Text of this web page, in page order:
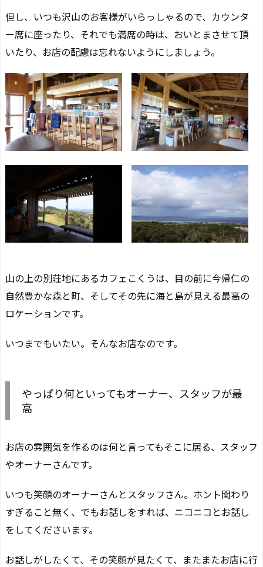
但し、いつも沢山のお客様がいらっしゃるので、カウンタ
ー席に座ったり、それでも満席の時は、おいとまさせて頂
いたり、お店の配慮は忘れないようにしましょう。
山の上の別荘地にあるカフェこくうは、目の前に今帰仁の
自然豊かな森と町、そしてその先に海と島が見える最高の
ロケーションです。
いつまでもいたい。そんなお店なのです。
やっぱり何といってもオーナー、スタッフが最
高
お店の雰囲気を作るのは何と言ってもそこに居る、スタッフ
やオーナーさんです。
いつも笑顔のオーナーさんとスタッフさん。ホント関わり
すぎること無く、でもお話しをすれば、ニコニコとお話し
をしてくださいます。
お話しがしたくて、その笑顔が見たくて、またまたお店に行